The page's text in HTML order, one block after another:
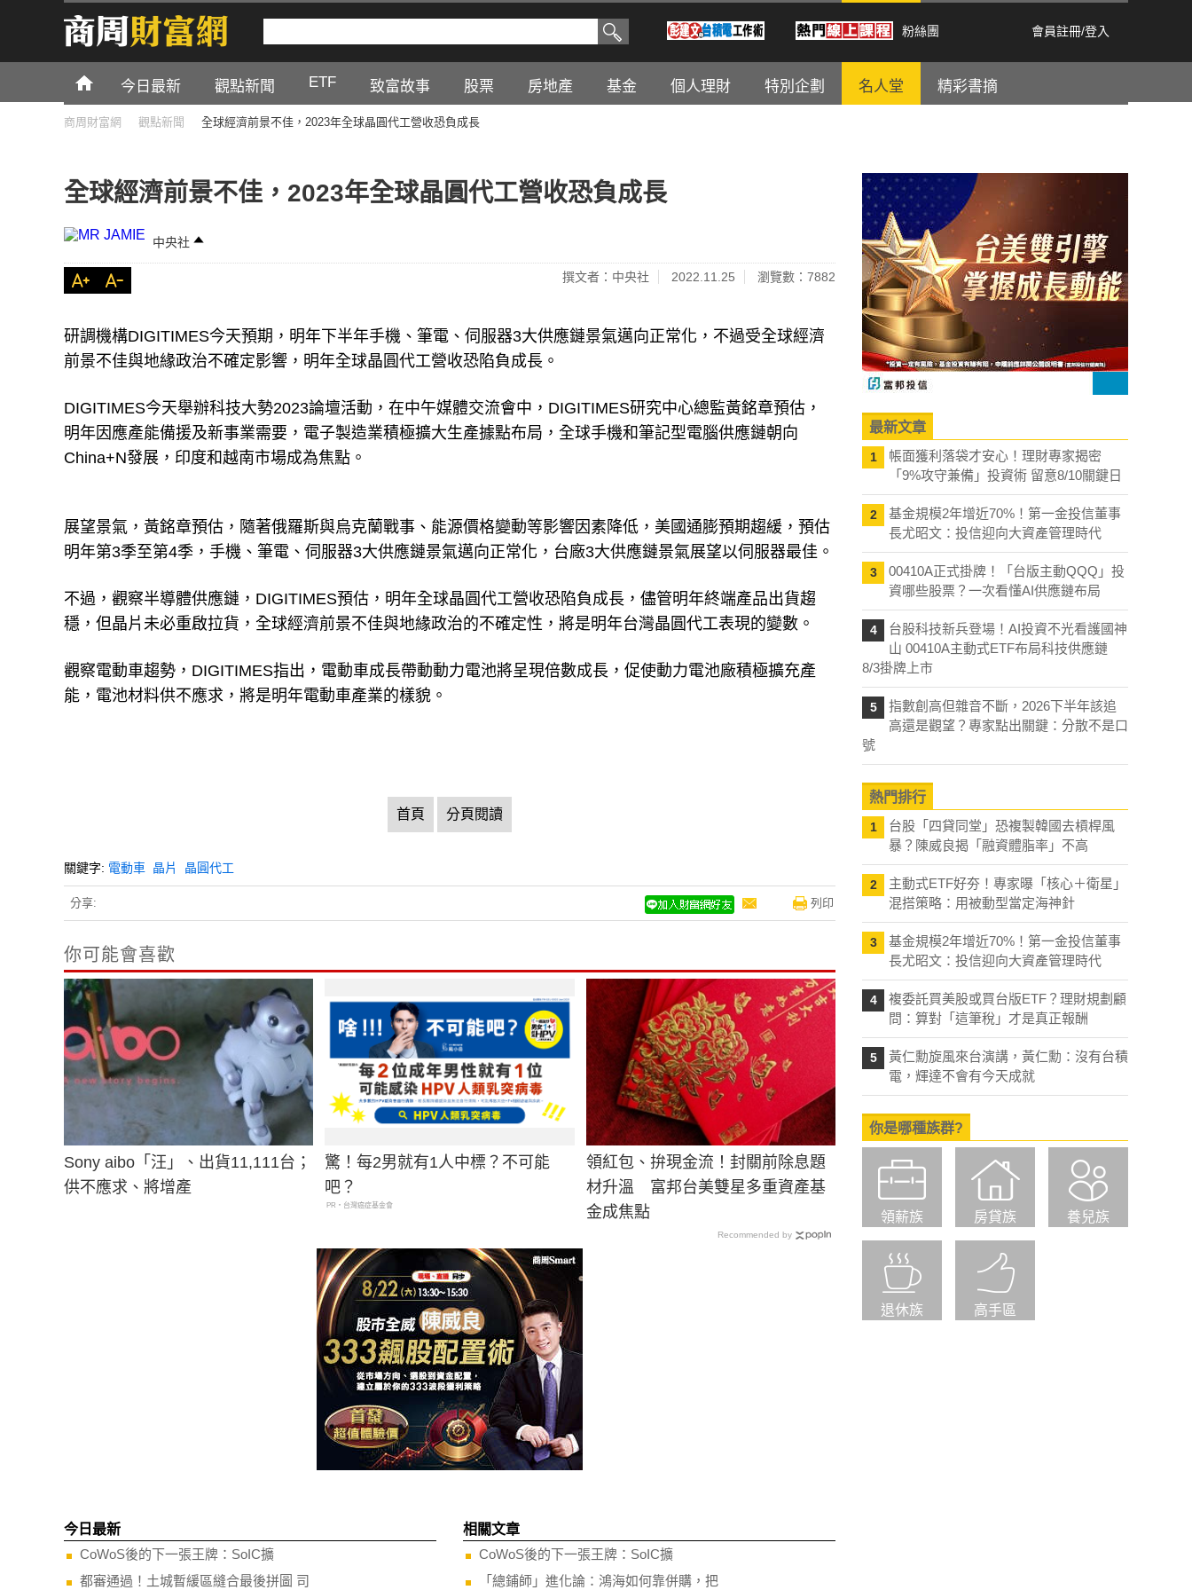
粉絲團 會員註冊/登入
今日最新 觀點新聞 ETF 致富故事 股票 房地產 基金 個人理財 特別企劃 名人堂 精彩書摘
商周財富網 觀點新聞 全球經濟前景不佳，2023年全球晶圓代工營收恐負成長
全球經濟前景不佳，2023年全球晶圓代工營收恐負成長
中央社
撰文者：中央社 2022.11.25 瀏覽數：7882
研調機構DIGITIMES今天預期，明年下半年手機、筆電、伺服器3大供應鏈景氣邁向正常化，不過受全球經濟
前景不佳與地緣政治不確定影響，明年全球晶圓代工營收恐陷負成長。
DIGITIMES今天舉辦科技大勢2023論壇活動，在中午媒體交流會中，DIGITIMES研究中心總監黃銘章預估，
明年因應產能備援及新事業需要，電子製造業積極擴大生產據點布局，全球手機和筆記型電腦供應鏈朝向
China+N發展，印度和越南市場成為焦點。
展望景氣，黃銘章預估，隨著俄羅斯與烏克蘭戰事、能源價格變動等影響因素降低，美國通膨預期趨緩，預估
明年第3季至第4季，手機、筆電、伺服器3大供應鏈景氣邁向正常化，台廠3大供應鏈景氣展望以伺服器最佳。
不過，觀察半導體供應鏈，DIGITIMES預估，明年全球晶圓代工營收恐陷負成長，儘管明年終端產品出貨趨
穩，但晶片未必重啟拉貨，全球經濟前景不佳與地緣政治的不確定性，將是明年台灣晶圓代工表現的變數。
觀察電動車趨勢，DIGITIMES指出，電動車成長帶動動力電池將呈現倍數成長，促使動力電池廠積極擴充產
能，電池材料供不應求，將是明年電動車產業的樣貌。
首頁 分頁閱讀
關鍵字: 電動車 晶片 晶圓代工
分享: 列印
你可能會喜歡
Sony aibo「汪」、出貨11,111台；
供不應求、將增產
驚！每2男就有1人中標？不可能
吧？
PR・台灣癌症基金會
領紅包、拚現金流！封關前除息題
材升溫 富邦台美雙星多重資產基
金成焦點
Recommended by
今日最新
CoWoS後的下一張王牌：SoIC擴
都審通過！土城暫緩區縫合最後拼圖 司
相關文章
CoWoS後的下一張王牌：SoIC擴
「總鋪師」進化論：鴻海如何靠併購，把
最新文章
1
帳面獲利落袋才安心！理財專家揭密
「9%攻守兼備」投資術 留意8/10關鍵日
2
基金規模2年增近70%！第一金投信董事
長尤昭文：投信迎向大資產管理時代
3
00410A正式掛牌！「台版主動QQQ」投
資哪些股票？一次看懂AI供應鏈布局
4
台股科技新兵登場！AI投資不光看護國神
山 00410A主動式ETF布局科技供應鏈
8/3掛牌上市
5
指數創高但雜音不斷，2026下半年該追
高還是觀望？專家點出關鍵：分散不是口
號
熱門排行
1
台股「四貸同堂」恐複製韓國去槓桿風
暴？陳威良揭「融資體脂率」不高
2
主動式ETF好夯！專家曝「核心＋衛星」
混搭策略：用被動型當定海神針
3
基金規模2年增近70%！第一金投信董事
長尤昭文：投信迎向大資產管理時代
4
複委託買美股或買台版ETF？理財規劃顧
問：算對「這筆稅」才是真正報酬
5
黃仁勳旋風來台演講，黃仁勳：沒有台積
電，輝達不會有今天成就
你是哪種族群?
領薪族 房貸族 養兒族
退休族 高手區